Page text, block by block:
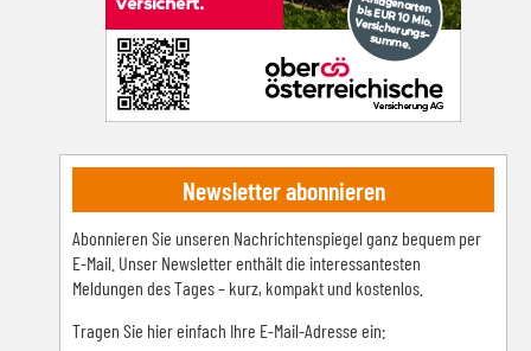
Newsletter abonnieren
Abonnieren Sie unseren Nachrichtenspiegel ganz bequem per
E-Mail. Unser Newsletter enthält die interessantesten
Meldungen des Tages – kurz, kompakt und kostenlos.
Tragen Sie hier einfach Ihre E-Mail-Adresse ein: